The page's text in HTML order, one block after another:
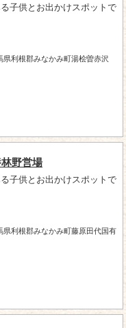
子供とお出かけスポットで
県利根郡みなかみ町湯桧曽赤沢
野営場
子供とお出かけスポットで
県利根郡みなかみ町藤原田代国有